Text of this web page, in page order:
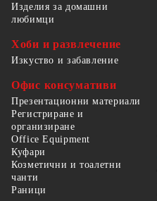
Изделия за домашни
любимци
Хоби и развлечение
Изкуство и забавление
Офис консумативи
Презентационни материали
Регистриране и
организиране
Office Equipment
Куфари
Козметични и тоалетни
чанти
Раници